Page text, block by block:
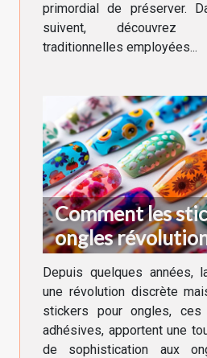
primordial de préserver.
suivent, découvrez
traditionnelles employées...
Comment les
ongles
manucure
Depuis quelques années,
une révolution discrète
stickers pour ongles,
adhésives, apportent une
de sophistication aux